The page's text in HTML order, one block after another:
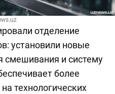
отделение
установили новые
смешивания и систему
более
технологических